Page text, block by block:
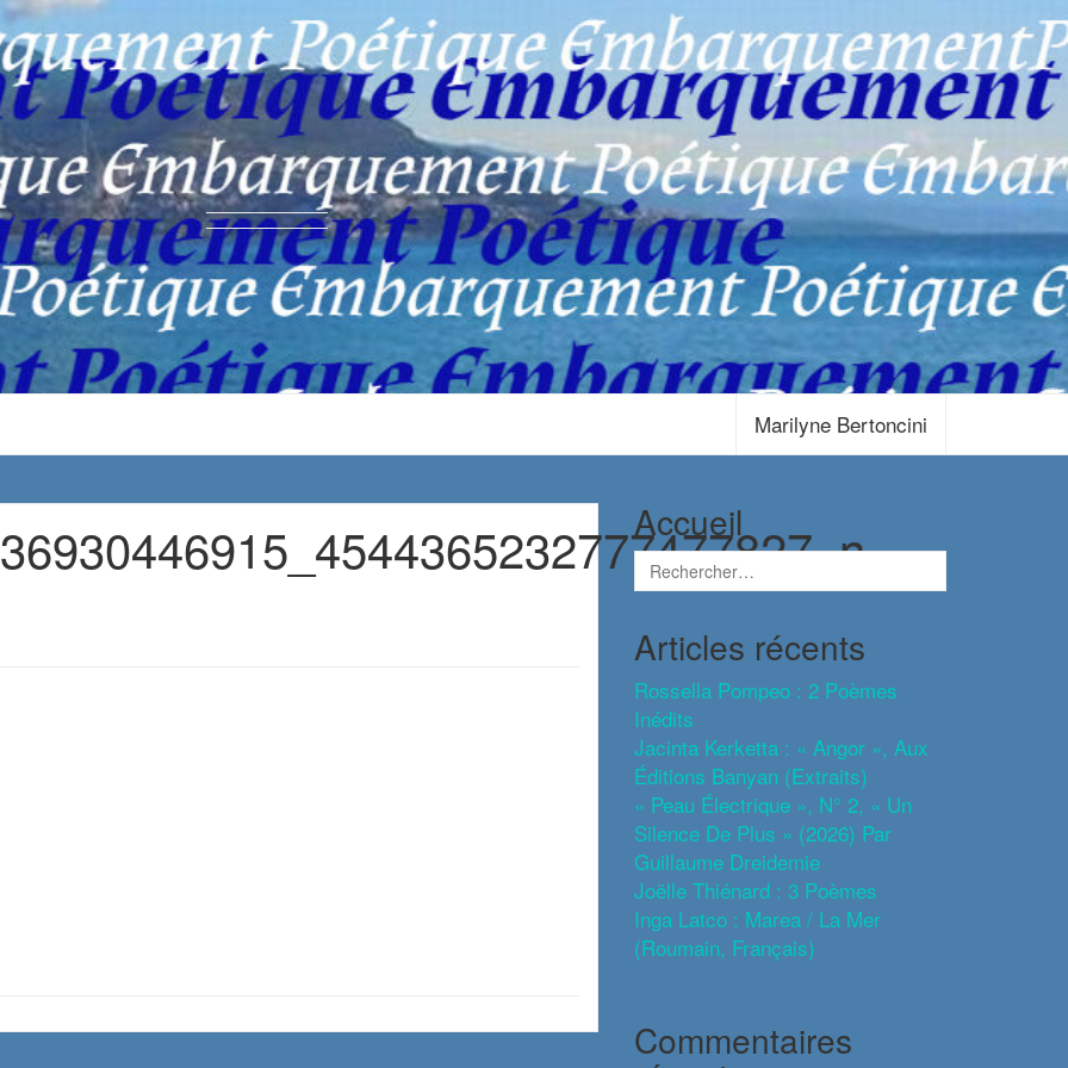
Marilyne Bertoncini
Accueil
Articles récents
Rossella Pompeo : 2 Poèmes
Inédits
Jacinta Kerketta : « Angor », Aux
Éditions Banyan (extraits)
« Peau Électrique », N° 2, « Un
Silence De Plus » (2026) Par
Guillaume Dreidemie
Joëlle Thiénard : 3 Poèmes
Inga Latco : Marea / La Mer
(roumain, Français)
Commentaires